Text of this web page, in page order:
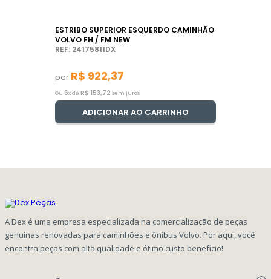
ESTRIBO SUPERIOR ESQUERDO CAMINHÃO
VOLVO FH / FM NEW
REF: 24175811DX
por R$ 922,37
Ou 6x de R$ 153,72 sem juros
ADICIONAR AO CARRINHO
A Dex é uma empresa especializada na comercialização de peças
genuínas renovadas para caminhões e ônibus Volvo. Por aqui, você
encontra peças com alta qualidade e ótimo custo benefício!